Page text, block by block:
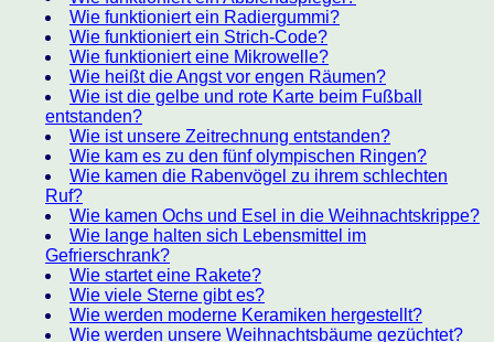
Wie funktioniert ein Radiergummi?
Wie funktioniert ein Strich-Code?
Wie funktioniert eine Mikrowelle?
Wie heißt die Angst vor engen Räumen?
Wie ist die gelbe und rote Karte beim Fußball
entstanden?
Wie ist unsere Zeitrechnung entstanden?
Wie kam es zu den fünf olympischen Ringen?
Wie kamen die Rabenvögel zu ihrem schlechten
Ruf?
Wie kamen Ochs und Esel in die Weihnachtskrippe?
Wie lange halten sich Lebensmittel im
Gefrierschrank?
Wie startet eine Rakete?
Wie viele Sterne gibt es?
Wie werden moderne Keramiken hergestellt?
Wie werden unsere Weihnachtsbäume gezüchtet?